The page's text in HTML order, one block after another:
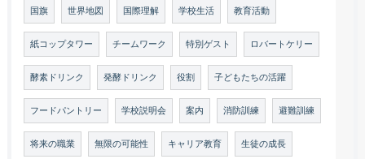
国旗 世界地図 国際理解 学校生活 教育活動
紙コップタワー チームワーク 特別ゲスト ロバートケリー
酵素ドリンク 発酵ドリンク 役割 子どもたちの活躍
フードパントリー 学校説明会 案内 消防訓練 避難訓練
将来の職業 無限の可能性 キャリア教育 生徒の成長